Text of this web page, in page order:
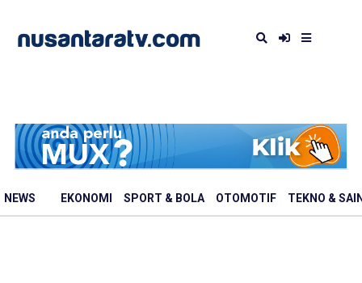
NEWS EKONOMI SPORT & BOLA OTOMOTIF TEKNO &